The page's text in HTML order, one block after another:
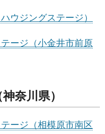
ウジングステージ）
ージ（小金井市前原
奈川県）
ージ（相模原市南区